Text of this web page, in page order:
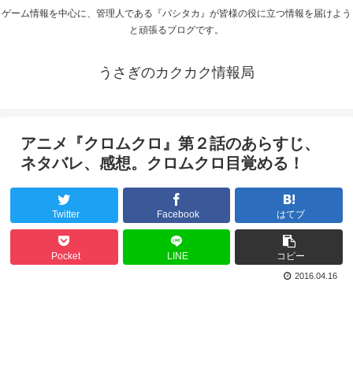
ゲーム情報を中心に、管理人である『バシタカ』が皆様の役に立つ情報を届けよう
と頑張るブログです。
うさぎのカクカク情報局
アニメ『クロムクロ』第２話のあらすじ、
ネタバレ、感想。クロムクロ目覚める！
Twitter Facebook はてブ
Pocket LINE コピー
2016.04.16